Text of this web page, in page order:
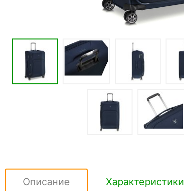
Описание Характеристики